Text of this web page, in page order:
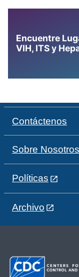
Encuentre
VIH, ITS y
Contáctenos
Sobre Nosotros
Políticas
Archivo